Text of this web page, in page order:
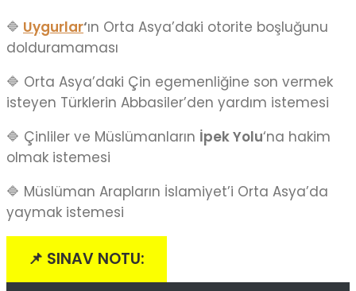
🔷 Uygurlar‘ın Orta Asya’daki otorite boşluğunu
dolduramaması
🔷 Orta Asya’daki Çin egemenliğine son vermek
isteyen Türklerin Abbasiler’den yardım istemesi
🔷 Çinliler ve Müslümanların İpek Yolu‘na hakim
olmak istemesi
🔷 Müslüman Arapların İslamiyet’i Orta Asya’da
yaymak istemesi
📌 SINAV NOTU: